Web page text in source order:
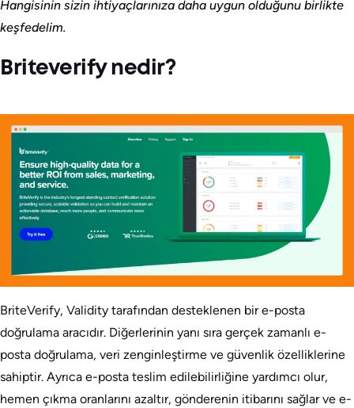
Hangisinin sizin ihtiyaçlarınıza daha uygun olduğunu birlikte
keşfedelim.
Briteverify nedir?
BriteVerify, Validity tarafından desteklenen bir e-posta
doğrulama aracıdır. Diğerlerinin yanı sıra gerçek zamanlı e-
posta doğrulama, veri zenginleştirme ve güvenlik özelliklerine
sahiptir. Ayrıca e-posta teslim edilebilirliğine yardımcı olur,
hemen çıkma oranlarını azaltır, gönderenin itibarını sağlar ve e-